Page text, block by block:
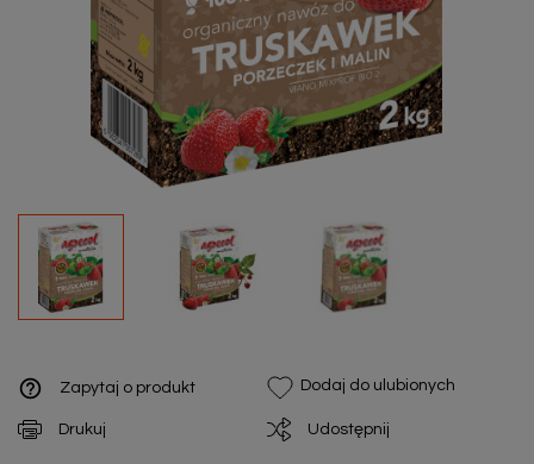
help_outline Zapytaj o produkt Dodaj do ulubionych
Drukuj Udostępnij